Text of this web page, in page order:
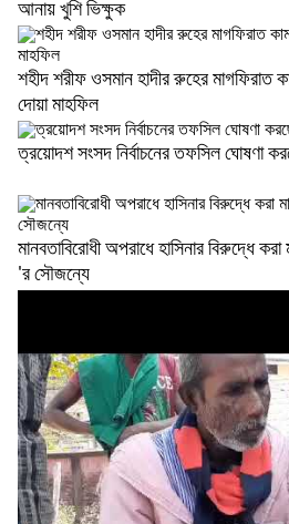
১ কিলোমিটার কাদা-পানি পেরিয়ে পলাতক...
কিংসের কাঁধে ১২ নিষেধাজ্ঞার বোঝা
দাবি আদায় না হওয়া পর্যন্ত আন্দোলন
ফ্যামিলি কার্ডের আনুষ্ঠানিক উদ্বোধন ১৬
সিলেট রেঞ্জের শ্রেষ্ঠ ওসি দিরাইয়ের আমিনুল...
এসএসসি ও সমমানের পরীক্ষার ফল প্রকাশ
ডেঙ্গুতে একজনের মৃত্যু, ভর্তি ৪৩৯
‘ধর্মেন্দ্র প্রধানকে বরখাস্ত নয়, পাঠানো হবে...
আনায় খুশি ভিক্ষুক
শহীদ শরীফ ওসমান হাদীর রুহের মাগফিরাত
দোয়া মাহফিল
ত্রয়োদশ সংসদ নির্বাচনের তফসিল ঘোষণা
মানবতাবিরোধী অপরাধে হাসিনার বিরুদ্ধে
'র সৌজন্যে